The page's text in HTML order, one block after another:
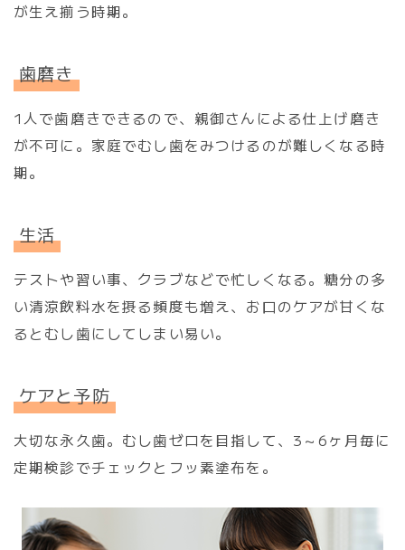
が生え揃う時期。
歯磨き
1人で歯磨きできるので、親御さんによる仕上げ磨き
が不可に。家庭でむし歯をみつけるのが難しくなる時
期。
生活
テストや習い事、クラブなどで忙しくなる。糖分の多
い清涼飲料水を摂る頻度も増え、お口のケアが甘くな
るとむし歯にしてしまい易い。
ケアと予防
大切な永久歯。むし歯ゼロを目指して、3～6ヶ月毎に
定期検診でチェックとフッ素塗布を。